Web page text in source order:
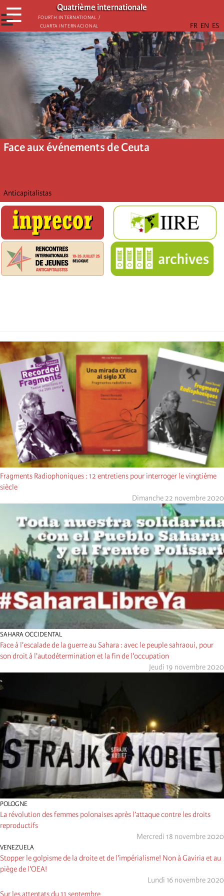
Aller
au
contenu
principal
Quatrième internationale
Fourth International /
Cuarta Internacional
☰
☰
Face aux événements de Ceuta
Anticapitalistas
Fragments Radiophoniques : 12 entretiens pour interroger le vingtième
siècle
Dimanche 22 novembre 2020
SAHARA OCCIDENTAL
Face à l'escalade de la guerre au Sahara : avec le peuple sahraoui, pour
son droit à l'autodétermination et la fin de l'occupation
Jeudi 19 novembre 2020
POLOGNE
La révolution des femmes polonaises après l’attaque contre les droits
reproductifs
Mercredi 18 novembre 2020
VENEZUELA
Stopper le golpisme de la droite et de l'impérialisme! Non à Gaviria et au
piège de l'OEA!
Lundi 16 novembre 2020
Sur les attentats du 11 septembre